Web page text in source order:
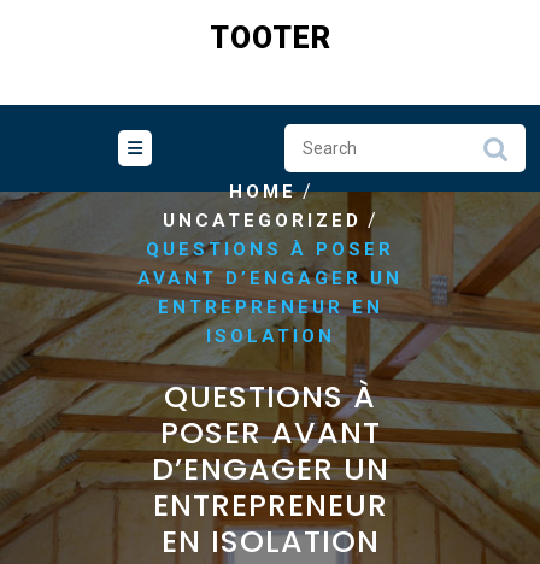
TOOTER
HOME/
UNCATEGORIZED /
QUESTIONS À POSER
AVANT D’ENGAGER UN
ENTREPRENEUR EN
ISOLATION
QUESTIONS À
POSER AVANT
D’ENGAGER UN
ENTREPRENEUR
EN ISOLATION